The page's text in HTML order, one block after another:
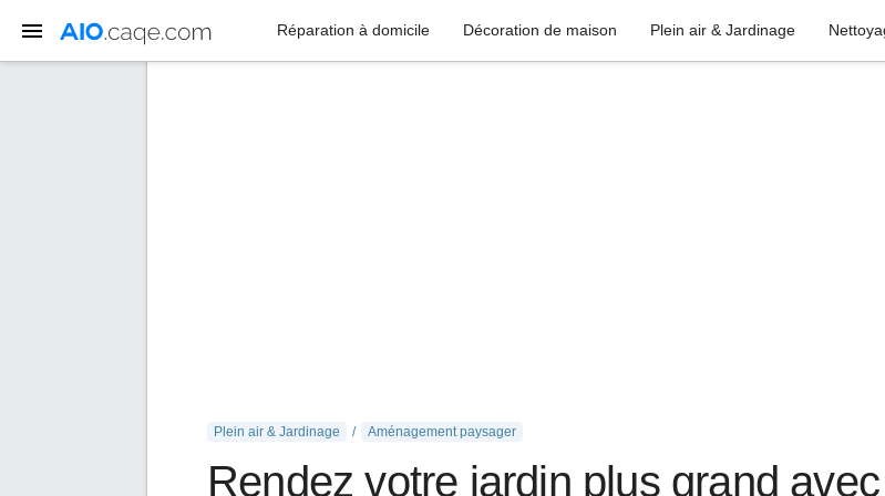
Réparation à domicile Décoration de maison Plein air & Jardinage
Plein air & Jardinage Aménagement paysager
Rendez votre jardin plus grand